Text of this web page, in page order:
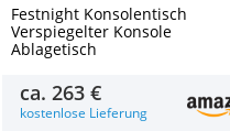
Festnight Konsolentisch
Verspiegelter Konsole
Ablagetisch
ca.263 €
kostenlose Lieferung